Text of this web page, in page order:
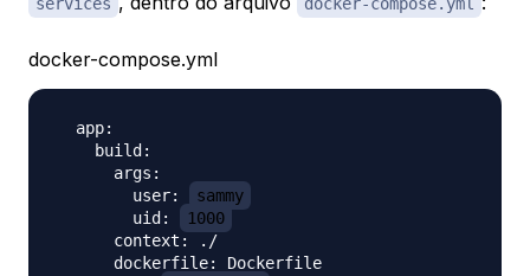
services docker-compose.yml
docker-compose.yml
  app:
    build:
      args:
        user:
sammy
        uid:
1000
      context: ./
      dockerfile: Dockerfile